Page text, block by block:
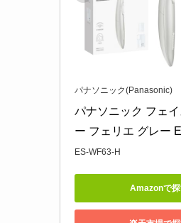
パナソニック(Panasonic)
パナソニック フェ
ー フェリエ グレー
ES-WF63-H
Amazonで